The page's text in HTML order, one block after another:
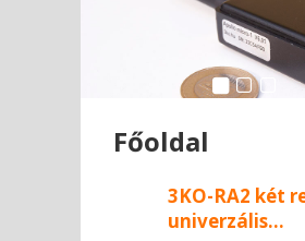
Főoldal
3KO-RA2 két
univerzális